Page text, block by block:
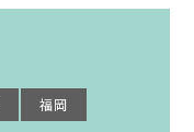
福岡